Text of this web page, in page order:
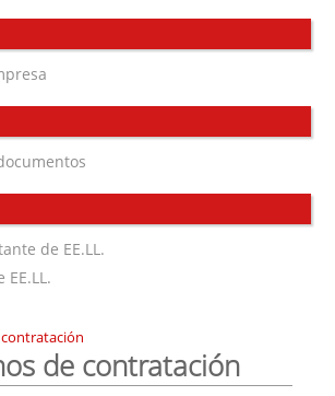
de EE.LL.
EE.LL.
de contratación